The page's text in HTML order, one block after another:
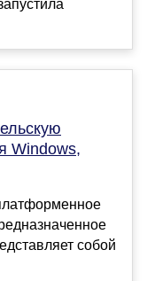
Windows,
собой